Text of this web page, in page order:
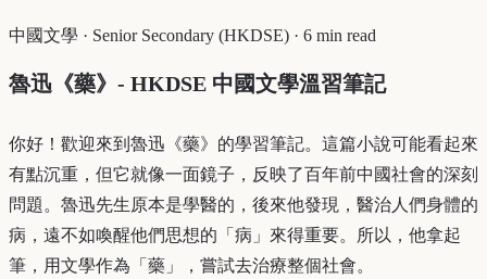
中國文學 · Senior Secondary (HKDSE) · 6 min read
魯迅《藥》- HKDSE 中國文學溫習筆記
你好！歡迎來到魯迅《藥》的學習筆記。這篇小說可能看起來
有點沉重，但它就像一面鏡子，反映了百年前中國社會的深刻
問題。魯迅先生原本是學醫的，後來他發現，醫治人們身體的
病，遠不如喚醒他們思想的「病」來得重要。所以，他拿起
筆，用文學作為「藥」，嘗試去治療整個社會。